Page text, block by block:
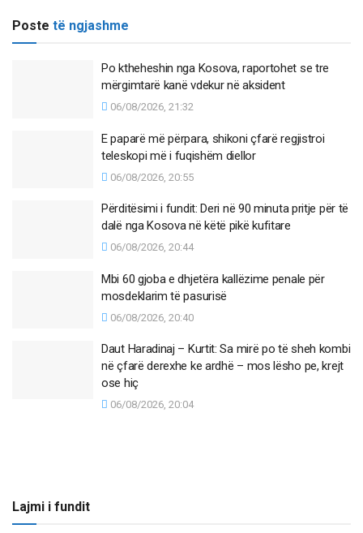
Poste të ngjashme
Po ktheheshin nga Kosova, raportohet se tre
mërgimtarë kanë vdekur në aksident
06/08/2026, 21:32
E paparë më përpara, shikoni çfarë regjistroi
teleskopi më i fuqishëm diellor
06/08/2026, 20:55
Përditësimi i fundit: Deri në 90 minuta pritje për të
dalë nga Kosova në këtë pikë kufitare
06/08/2026, 20:44
Mbi 60 gjoba e dhjetëra kallëzime penale për
mosdeklarim të pasurisë
06/08/2026, 20:40
Daut Haradinaj – Kurtit: Sa mirë po të sheh kombi
në çfarë derexhe ke ardhë – mos lësho pe, krejt
ose hiç
06/08/2026, 20:04
Lajmi i fundit